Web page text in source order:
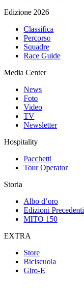
Edizione 2026
Classifica
Percorso
Squadre
Race Guide
Media Center
News
Foto
Video
TV
Newsletter
Hospitality
Pacchetti
Tour Operator
Storia
Albo d’oro
Edizioni Precedenti
MITO 150
EXTRA
Store
Biciscuola
Giro-E